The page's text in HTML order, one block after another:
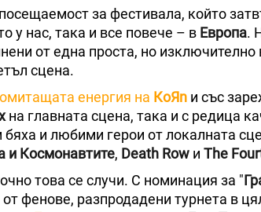
за фестивала, който
у нас, така и все повече – в Европа.
от една проста, но
сцена.
енергия на КoЯn и със
на главната сцена, така и с редица
и любими герои от локалната
и Космонавтите, Death Row и The
това се случи. С номинация за "
фенове, разпродадени турнета в